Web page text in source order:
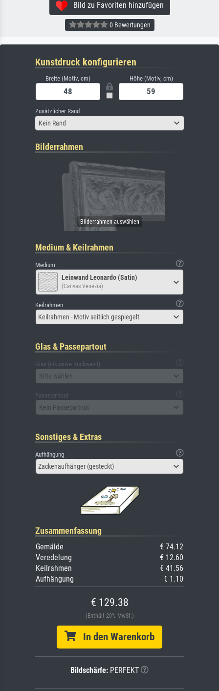
Bild zu Favoriten hinzufügen
0 Bewertungen
Kunstdruck konfigurieren
Breite (Motiv, cm) Höhe (Motiv, cm)
Zusätzlicher Rand
Kein Rand
Bilderrahmen
Medium & Keilrahmen
Medium
Leinwand Leonardo (Satin)
(Canvas Venezia)
Keilrahmen
Keilrahmen - Motiv seitlich gespiegelt
Glas & Passepartout
Glas (inklusive Rückwand)
Bitte wählen
Passepartout
Kein Passepartout
Sonstiges & Extras
Aufhängung
Zackenaufhänger (gesteckt)
Zusammenfassung
Gemälde
€ 74.12
Veredelung
€ 12.60
Keilrahmen
€ 41.56
Aufhängung
€ 1.10
€ 129.38
(Enthält 20% MwSt.)
In den Warenkorb
Bildschärfe: PERFEKT